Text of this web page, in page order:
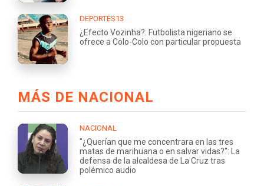
DEPORTES13
¿Efecto Vozinha?: Futbolista nigeriano se
ofrece a Colo-Colo con particular propuesta
MÁS DE NACIONAL
NACIONAL
"¿Querían que me concentrara en las tres
matas de marihuana o en salvar vidas?": La
defensa de la alcaldesa de La Cruz tras
polémico audio